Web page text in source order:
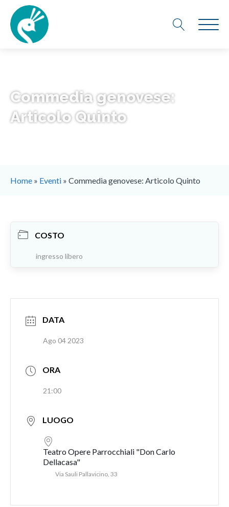
Commedia genovese:
Articolo Quinto
Home » Eventi » Commedia genovese: Articolo Quinto
COSTO
ingresso libero
DATA
Ago 04 2023
ORA
21:00
LUOGO
Teatro Opere Parrocchiali "Don Carlo
Dellacasa"
Via Sauli Pallavicino, 33